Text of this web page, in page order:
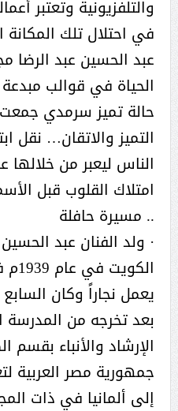
والتلفزيونية وتعتبر
في احتلال تلك
عبد الحسين عبد الرضا
الحياة في قوالب
حالة تميز سرمدي
التميز والاتقان… نقل
الناس ليعبر من
امتلاك القلوب قبل
.. مسيرة حافلة
· ولد الفنان عبد
يعمل نجاراً وكان
بعد تخرجه من المدرسة
الإرشاد والأنباء
جمهورية مصر العربية
إلى ألمانيا في ذات